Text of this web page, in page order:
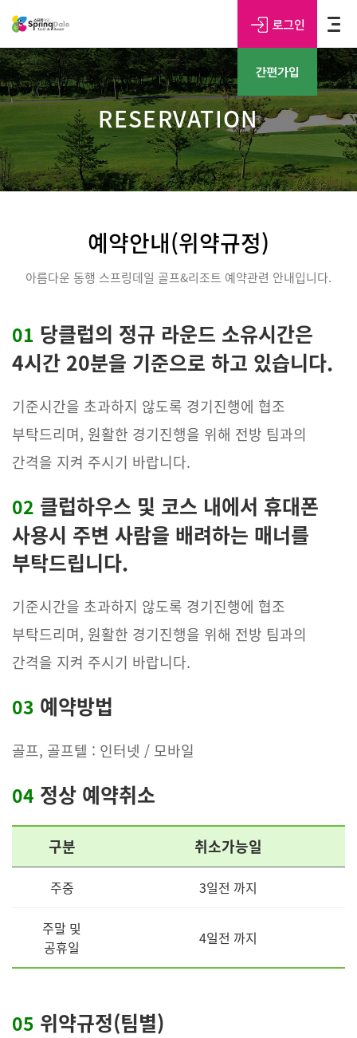
RESERVATION
예약안내(위약규정)
아름다운 동행 스프링데일 골프&리조트 예약관련 안내입니다.
01 당클럽의 정규 라운드 소유시간은
4시간 20분을 기준으로 하고 있습니다.
기준시간을 초과하지 않도록 경기진행에 협조
부탁드리며, 원활한 경기진행을 위해 전방 팀과의
간격을 지켜 주시기 바랍니다.
02 클럽하우스 및 코스 내에서 휴대폰
사용시 주변 사람을 배려하는 매너를
부탁드립니다.
기준시간을 초과하지 않도록 경기진행에 협조
부탁드리며, 원활한 경기진행을 위해 전방 팀과의
간격을 지켜 주시기 바랍니다.
03 예약방법
골프, 골프텔 : 인터넷 / 모바일
04 정상 예약취소
구분 취소가능일
주중 3일전 까지
주말 및
공휴일
4일전 까지
05 위약규정(팀별)